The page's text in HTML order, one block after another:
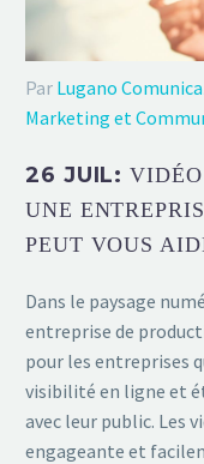
Par Lugano
Marketing et
26 JUIL:
UNE
PEUT VOUS
Dans le paysage
entreprise de
pour les entreprises
visibilité en ligne et
avec leur public. Les
engageante et